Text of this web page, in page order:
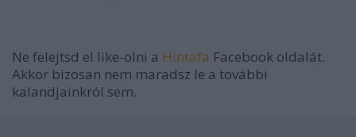
Ne felejtsd el like-olni a Hintafa Facebook oldalát.
Akkor bizosan nem maradsz le a további
kalandjainkról sem.